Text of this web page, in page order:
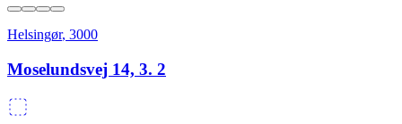
Helsingør, 3000
Moselundsvej 14, 3. 2